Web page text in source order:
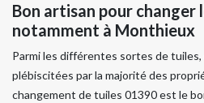
Bon artisan pour changer
notamment à Monthieux
Parmi les différentes sortes de
plébiscitées par la majorité des
changement de tuiles 01390 est le